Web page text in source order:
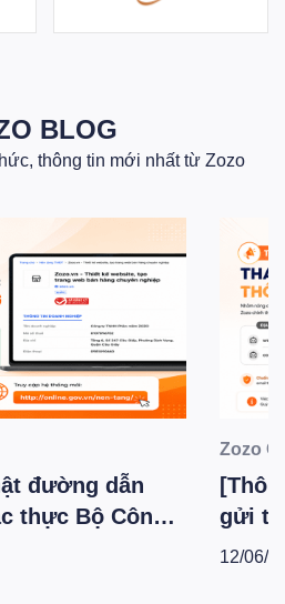
BLOG
thông tin mới nhất từ Zozo
đường dẫn
thực Bộ Công
mới -
Zozo
gửi
Zozo
12/06/